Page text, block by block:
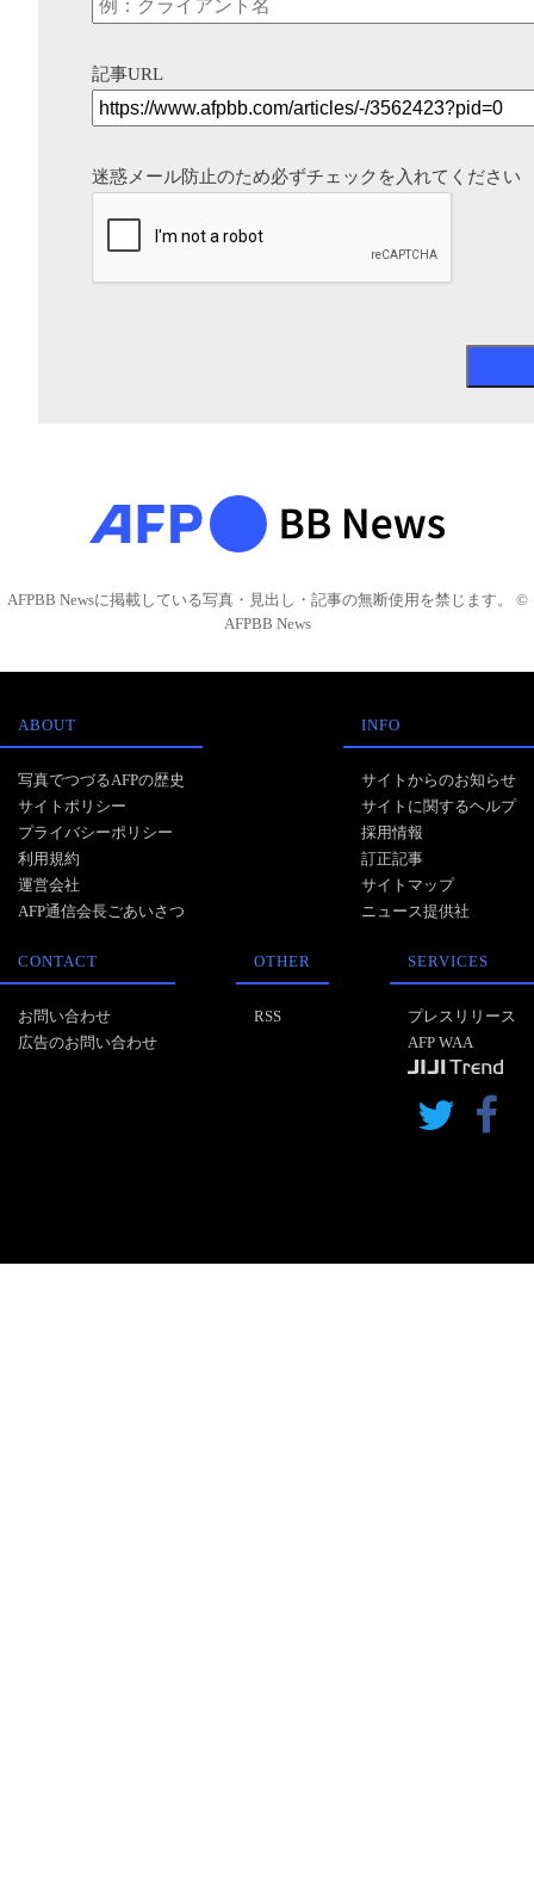
記事URL
迷惑メール防止のため必ずチェックを入れてください
AFPBB Newsに掲載している写真・見出し・記事の無断使用を禁じます。 ©
AFPBB News
ABOUT
写真でつづるAFPの歴史
サイトポリシー
プライバシーポリシー
利用規約
運営会社
AFP通信会長ごあいさつ
INFO
サイトからのお知らせ
サイトに関するヘルプ
採用情報
訂正記事
サイトマップ
ニュース提供社
CONTACT
お問い合わせ
広告のお問い合わせ
OTHER
RSS
SERVICES
プレスリリース
AFP WAA